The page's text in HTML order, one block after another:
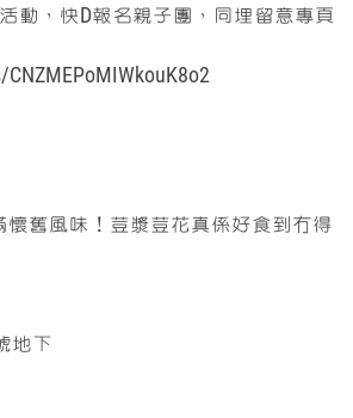
動 ，快D報名親子團，同埋留意專頁
懷舊風味！荳漿荳花真係好食到冇得
地下